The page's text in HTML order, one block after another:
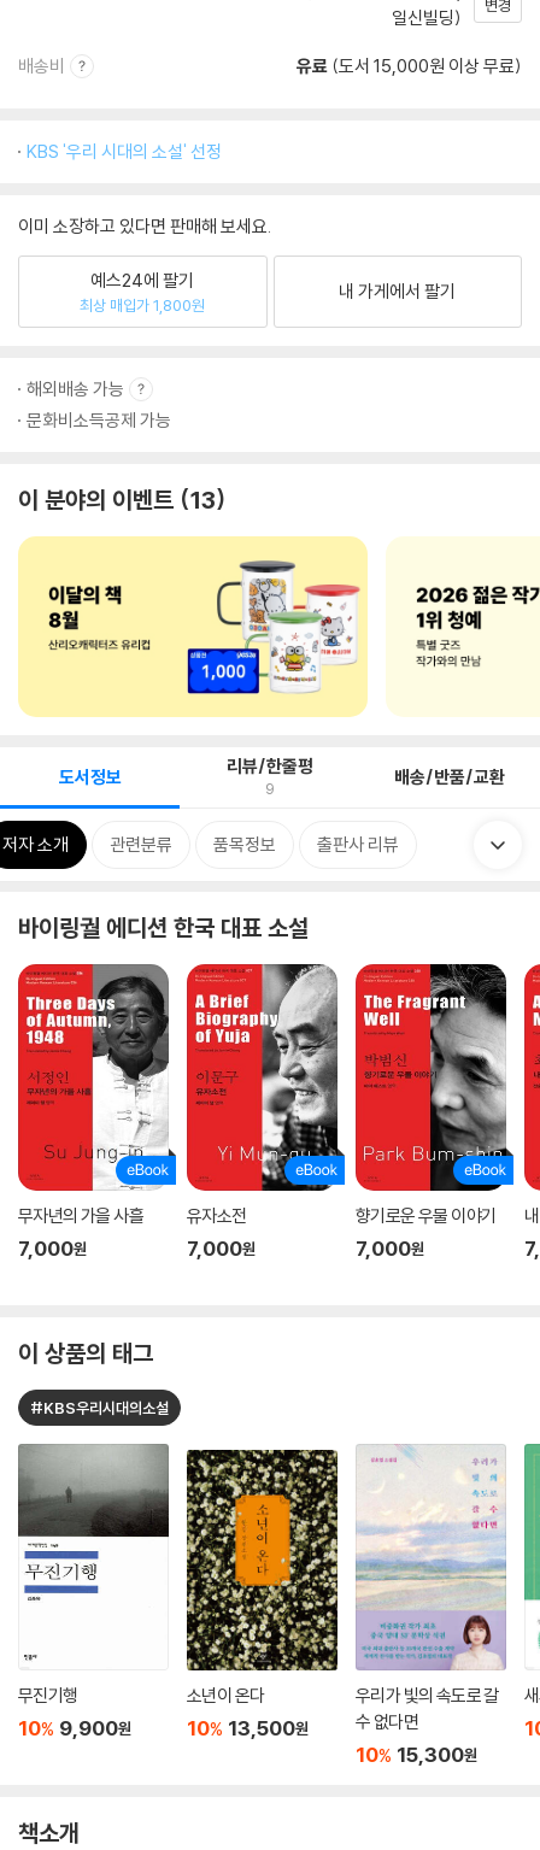
일신빌딩)
변경
배송비 유료 (도서 15,000원 이상 무료)
KBS '우리 시대의 소설' 선정
이미 소장하고 있다면 판매해 보세요.
예스24에 팔기
최상 매입가 1,800원
내 가게에서 팔기
해외배송 가능
문화비소득공제 가능
이 분야의 이벤트 13
도서정보 리뷰/한줄평
9 배송/반품/교환
저자 소개 관련분류 품목정보 출판사 리뷰
바이링궐 에디션 한국 대표 소설
무자년의 가을 사흘
7,000원
유자소전
7,000원
향기로운 우물 이야기
7,000원
이 상품의 태그
#KBS우리시대의소설
무진기행
10% 9,900원
소년이 온다
10% 13,500원
우리가 빛의 속도로 갈
수 없다면
10% 15,300원
책소개